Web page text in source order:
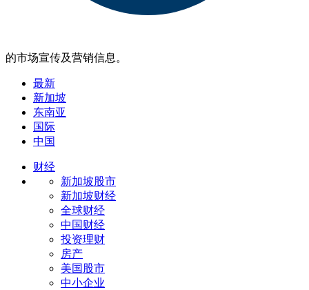
的市场宣传及营销信息。
最新
新加坡
东南亚
国际
中国
财经
新加坡股市
新加坡财经
全球财经
中国财经
投资理财
房产
美国股市
中小企业